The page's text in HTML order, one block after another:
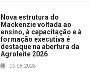
Nova estrutura do
Mackenzie voltada ao
ensino, à capacitação e à
formação executiva é
destaque na abertura da
Agroleite 2026
06.08.2026